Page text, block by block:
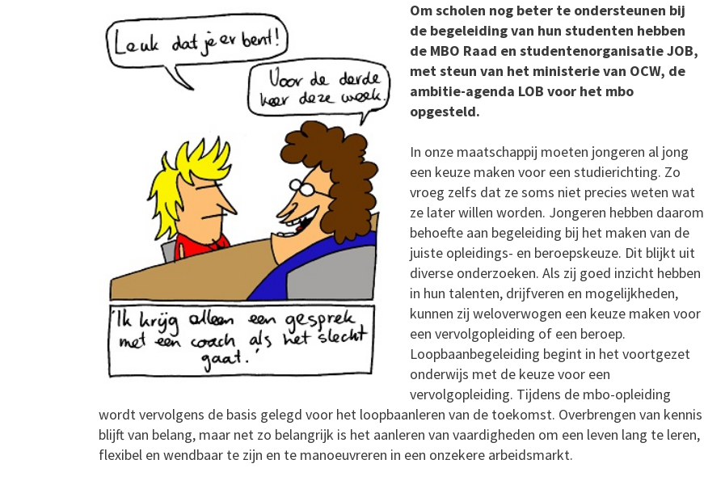
Om scholen nog beter te ondersteunen bij
de begeleiding van hun studenten hebben
de MBO Raad en studentenorganisatie JOB,
met steun van het ministerie van OCW, de
ambitie-agenda LOB voor het mbo
opgesteld.
In onze maatschappij moeten jongeren al jong
een keuze maken voor een studierichting. Zo
vroeg zelfs dat ze soms niet precies weten wat
ze later willen worden. Jongeren hebben daarom
behoefte aan begeleiding bij het maken van de
juiste opleidings- en beroepskeuze. Dit blijkt uit
diverse onderzoeken. Als zij goed inzicht hebben
in hun talenten, drijfveren en mogelijkheden,
kunnen zij weloverwogen een keuze maken voor
een vervolgopleiding of een beroep.
Loopbaanbegeleiding begint in het voortgezet
onderwijs met de keuze voor een
vervolgopleiding. Tijdens de mbo-opleiding
wordt vervolgens de basis gelegd voor het loopbaanleren van de toekomst. Overbrengen van kennis
blijft van belang, maar net zo belangrijk is het aanleren van vaardigheden om een leven lang te leren,
flexibel en wendbaar te zijn en te manoeuvreren in een onzekere arbeidsmarkt.